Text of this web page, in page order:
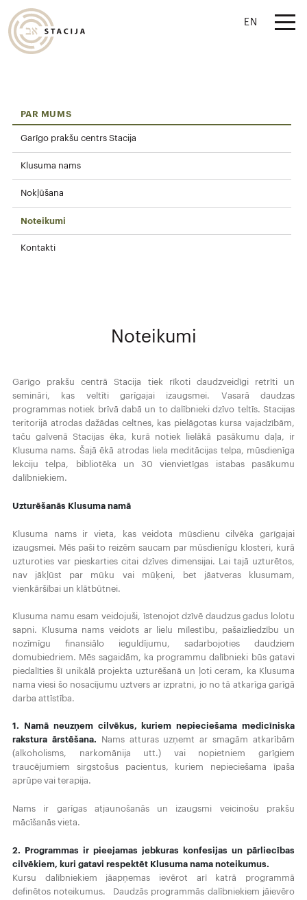
EN
PAR MUMS
Garīgo prakšu centrs Stacija
Klusuma nams
Nokļūšana
Noteikumi
Kontakti
Noteikumi
Garīgo prakšu centrā Stacija tiek rīkoti daudzveidīgi retrīti un
semināri, kas veltīti garīgajai izaugsmei. Vasarā daudzas
programmas notiek brīvā dabā un to dalībnieki dzīvo teltīs. Stacijas
teritorijā atrodas dažādas celtnes, kas pielāgotas kursa vajadzībām,
taču galvenā Stacijas ēka, kurā notiek lielākā pasākumu daļa, ir
Klusuma nams. Šajā ēkā atrodas liela meditācijas telpa, mūsdienīga
lekciju telpa, bibliotēka un 30 vienvietīgas istabas pasākumu
dalībniekiem.
Uzturēšanās Klusuma namā
Klusuma nams ir vieta, kas veidota mūsdienu cilvēka garīgajai
izaugsmei. Mēs paši to reizēm saucam par mūsdienīgu klosteri, kurā
uzturoties var pieskarties citai dzīves dimensijai. Lai tajā uzturētos,
nav jākļūst par mūku vai mūķeni, bet jāatveras klusumam,
vienkāršībai un klātbūtnei.
Klusuma namu esam veidojuši, īstenojot dzīvē daudzus gadus lolotu
sapni. Klusuma nams veidots ar lielu mīlestību, pašaizliedzību un
nozīmīgu finansiālo ieguldījumu, sadarbojoties daudziem
domubiedriem. Mēs sagaidām, ka programmu dalībnieki būs gatavi
piedalīties šī unikālā projekta uzturēšanā un ļoti ceram, ka Klusuma
nama viesi šo nosacījumu uztvers ar izpratni, jo no tā atkarīga garīgā
darba attīstība.
1. Namā neuzņem cilvēkus, kuriem nepieciešama medicīniska
rakstura ārstēšana. Nams atturas uzņemt ar smagām atkarībām
(alkoholisms, narkomānija utt.) vai nopietniem garīgiem
traucējumiem sirgstošus pacientus, kuriem nepieciešama īpaša
aprūpe vai terapija.
Nams ir garīgas atjaunošanās un izaugsmi veicinošu prakšu
mācīšanās vieta.
2. Programmas ir pieejamas jebkuras konfesijas un pārliecības
cilvēkiem, kuri gatavi respektēt Klusuma nama noteikumus.
Kursu dalībniekiem jāapņemas ievērot arī katrā programmā
definētos noteikumus. Daudzās programmās dalībniekiem jāievēro